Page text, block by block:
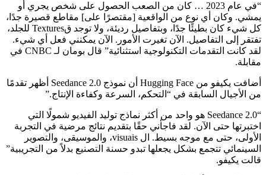
“في عام 2023 … كان من الصعب الحصول على شخص يجري أو
يمشي. وكان أي نوع من الواقعية [مقتصرًا على] مقاطع قصيرة جدًا،
كل شيء كان بطيئًا جدًا، وبتفاصيل رديئة، ولا توجد قTextures للجلد،
تفتقر إلى التفاصيل. الآن تغيرت الأمور. الآن يمكنني فعل أي شيء.
لقد كانت التقدمات التكنولوجية استثنائية” قال بومان لـ CNBC في
مقابلة.
أضافت يكيفو من Hugging Face أن نموذج Seedance 2.0 أظهر تقدمًا
من الأجيال السابقة في “التحكم، السرعة وكفاءة الإنتاج.”
“Seedance 2.0 هو واحد من أكثر نماذج توليد الفيديو شمولًا التي
اختبرتها حتى الآن. لقد فاجأني حقًا بتقديم نتائج مرضية في التجربة
الأولى، حتى مع موجه بسيط. ال visuais، والموسيقى، والتصوير
السينمائي تتجمع بشكل يجعلها تبدو حسنة التصنيع بدلاً من التجريبية”
قالت يكيفو.